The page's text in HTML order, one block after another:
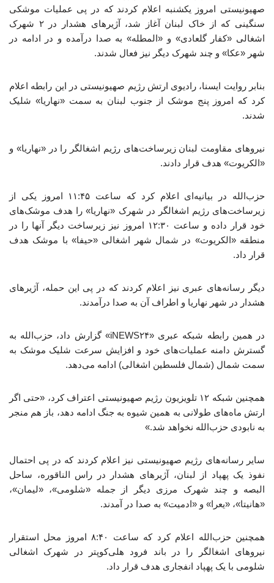
صهیونیستی امروز یکشنبه اعلام کردند که در پی عملیات موشکی
سنگینی که از خاک لبنان آغاز شد، آژیرهای هشدار در ۲ شهرک
اشغالی «کفار گلعادی» و «المطله» به صدا درآمده و در ادامه در
شهر «عکا» و چند شهرک دیگر نیز فعال شدند.
بنابر روایت ایسنا، رادیوی ارتش رژیم صهیونیستی در این رابطه اعلام
کرد که امروز پنج موشک از جنوب لبنان به سمت «نهاریا» شلیک
شدند.
نیروهای مقاومت لبنان زیرساخت‌های رژیم اشغالگر را در «نهاریا» و
«الکریوت» هدف قرار دادند.
حزب‌الله در بیانیه‌ای اعلام کرد که ساعت ۱۱:۴۵ امروز یکی از
زیرساخت‌های رژیم اشغالگر در شهرک «نهاریا» را هدف موشک‌های
خود قرار داده و ساعت ۱۲:۳۰ امروز نیز زیرساخت دیگر آنها را در
منطقه «الکریوت» در شمال شهر اشغالی «حیفا» با موشک هدف
قرار داد.
دیگر رسانه‌های عبری نیز اعلام کردند که در پی این حمله،‌ آژیرهای
هشدار در شهر نهاریا و اطراف آن به صدا درآمدند.
در همین رابطه شبکه عبری «iNEWS۲۴» گزارش داد، حزب‌الله به
گسترش دامنه عملیات‌های خود و افزایش سرعت شلیک موشک به
سمت شمال (شمال فلسطین اشغالی) ادامه می‌دهد.
همچنین شبکه ۱۲ تلویزیون رژیم صهیونیستی اعتراف کرد، «حتی اگر
ارتش ماه‌های طولانی به همین شیوه به جنگ ادامه دهد، باز هم منجر
به نابودی حزب‌الله نخواهد شد.»
سایر رسانه‌های رژیم صهیونیستی نیز اعلام کردند که در پی احتمال
نفوذ یک پهپاد از لبنان، آژیرهای هشدار در راس الناقوره، ساحل
البصه و چند شهرک مرزی دیگر از جمله «شلومی»، «لیمان»،
«هانیتا»، «یعرا» و «ادمیت» به صدا در آمدند.
همچنین حزب‌الله اعلام کرد که ساعت ۸:۴۰ امروز محل استقرار
نیروهای اشغالگر را در باند فرود هلی‌کوپتر در شهرک اشغالی
شلومی با یک پهپاد انفجاری هدف قرار داد.